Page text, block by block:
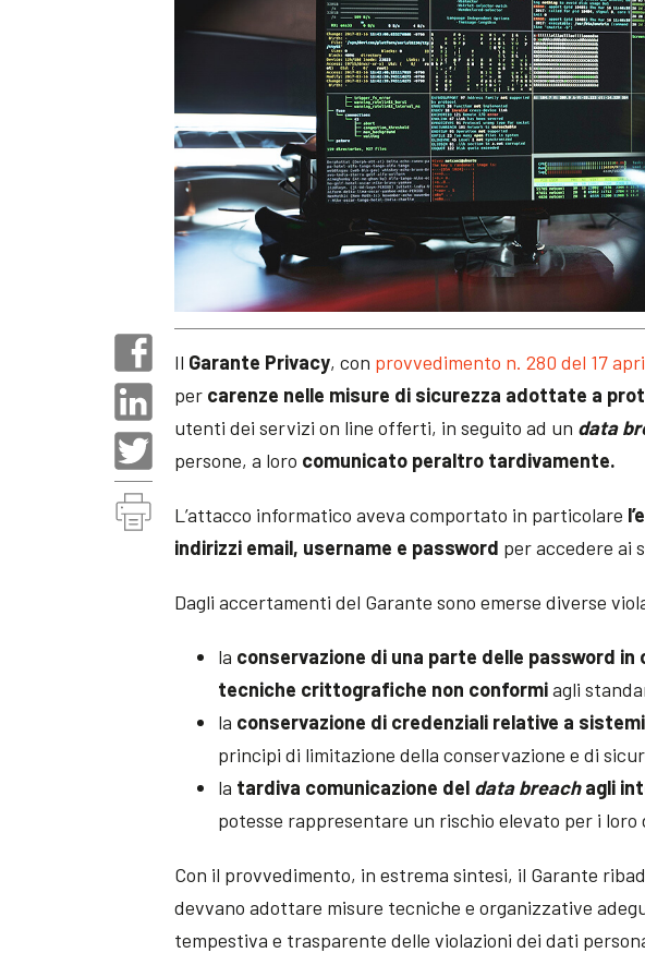
Il Garante Privacy, con provvedimento n. 280 del 17
per carenze nelle misure di sicurezza adottate a
utenti dei servizi on line offerti, in seguito ad un data
persone, a loro comunicato peraltro tardivamente.
L’attacco informatico aveva comportato in particolare
indirizzi email, username e password per accedere ai
Dagli accertamenti del Garante sono emerse diverse
la conservazione di una parte delle password in
tecniche crittografiche non conformiagli
la conservazione di credenziali relative a
principi di limitazione della conservazione e di
la tardiva comunicazione del data breachagli
potesse rappresentare un rischio elevato per i
Con il provvedimento, in estrema sintesi, il Garante
devvano adottare misure tecniche e organizzative
tempestiva e trasparente delle violazioni dei dati